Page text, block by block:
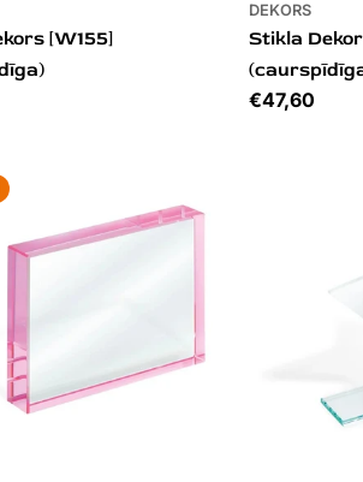
[W155]
DEKORS
Stikla
Cena
€47,60